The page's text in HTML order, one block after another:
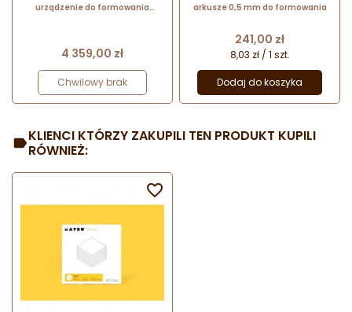
urządzenie do formowania
Cena
4 359,00 zł
Chwilowy brak
arkusze 0,5 mm do formowania
Cena
241,00 zł
8,03 zł / 1 szt.
Dodaj do koszyka
KLIENCI KTÓRZY ZAKUPILI TEN PRODUKT KUPILI
RÓWNIEŻ:
